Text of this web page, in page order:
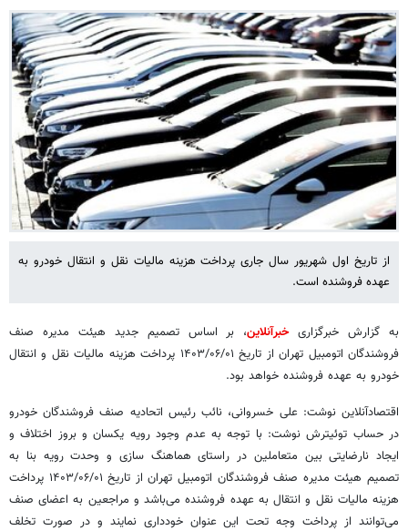
از تاریخ اول شهریور سال جاری پرداخت هزینه مالیات نقل و انتقال خودرو به
عهده فروشنده است.
به گزارش خبرگزاریخبرآنلاین، بر اساس تصمیم جدید هیئت مدیره صنف
فروشندگان اتومبیل تهران از تاریخ ۱۴۰۳/۰۶/۰۱ پرداخت هزینه مالیات نقل و انتقال
خودرو به عهده فروشنده خواهد بود.
اقتصادآنلاین نوشت: علی خسروانی، نائب رئیس اتحادیه صنف فروشندگان خودرو
در حساب توئیترش نوشت: با توجه به عدم وجود رویه یکسان و بروز اختلاف و
ایجاد نارضایتی بین متعاملین در راستای هماهنگ سازی و وحدت رویه بنا به
تصمیم هیئت مدیره صنف فروشندگان اتومبیل تهران از تاریخ ۱۴۰۳/۰۶/۰۱ پرداخت
هزینه مالیات نقل و انتقال به عهده فروشنده می‌باشد و مراجعین به اعضای صنف
می‌توانند از پرداخت وجه تحت این عنوان خودداری نمایند و در صورت تخلف